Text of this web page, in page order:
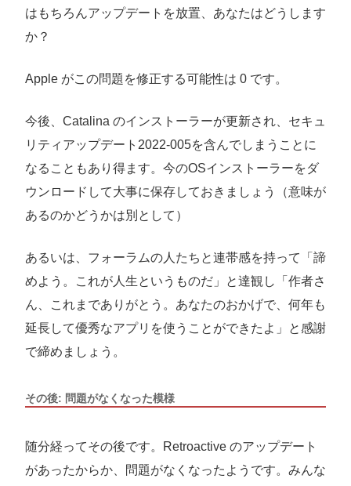
はもちろんアップデートを放置、あなたはどうします
か？
Apple がこの問題を修正する可能性は 0 です。
今後、Catalina のインストーラーが更新され、セキュ
リティアップデート2022-005を含んでしまうことに
なることもあり得ます。今のOSインストーラーをダ
ウンロードして大事に保存しておきましょう（意味が
あるのかどうかは別として）
あるいは、フォーラムの人たちと連帯感を持って「諦
めよう。これが人生というものだ」と達観し「作者さ
ん、これまでありがとう。あなたのおかげで、何年も
延長して優秀なアプリを使うことができたよ」と感謝
で締めましょう。
その後: 問題がなくなった模様
随分経ってその後です。Retroactive のアップデート
があったからか、問題がなくなったようです。みんな